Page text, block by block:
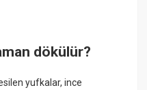
dökülür?
yufkalar, ince